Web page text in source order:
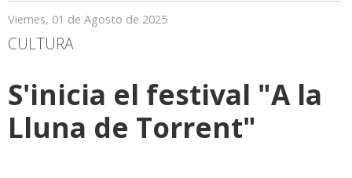
Viernes, 01 de Agosto de 2025
CULTURA
S'inicia el festival "A la
Lluna de Torrent"